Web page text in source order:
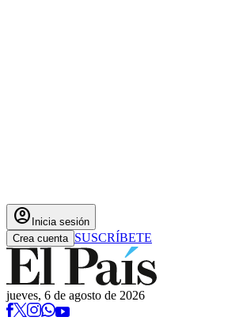
account_circle Inicia sesión
Crea cuenta SUSCRÍBETE
jueves, 6 de agosto de 2026